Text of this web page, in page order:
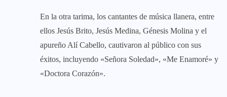
En la otra tarima, los cantantes de música llanera, entre
ellos Jesús Brito, Jesús Medina, Génesis Molina y el
apureño Alí Cabello, cautivaron al público con sus
éxitos, incluyendo «Señora Soledad», «Me Enamoré» y
«Doctora Corazón».